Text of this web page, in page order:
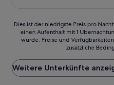
Dies
der
Preis
pro
Nacht,
Dies ist der niedrigste Preis pro
einen Aufenthalt mit 1
wurde. Preise und
zusätzliche
Weitere Unterkünfte